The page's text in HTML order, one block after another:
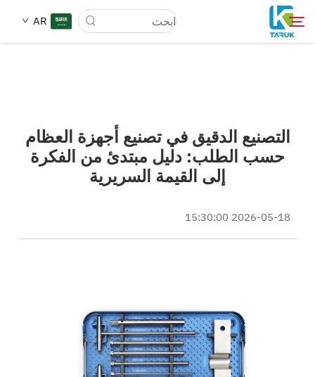
AR
أسواق الطب
أخبار وأحداث
التصنيع الدقيق في تصنيع أجهزة العظام
حسب الطلب: دليل مبتدئ من الفكرة
إلى القيمة السريرية
2026-05-18 15:30:00